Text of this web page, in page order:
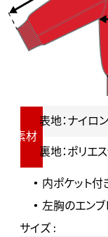
素材
表地：ナイロン
裏地：ポリエ
内ポケット付
左胸のエンブ
サイズ :